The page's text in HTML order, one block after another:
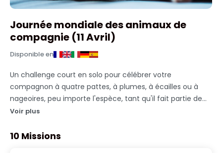
Journée mondiale des animaux de
compagnie (11 Avril)
Disponible en
Un challenge court en solo pour célébrer votre
compagnon à quatre pattes, à plumes, à écailles ou à
nageoires, peu importe l'espèce, tant qu'il fait partie de
votre quotidien. Chien, chat, lapin, poisson rouge,
les bienvenus. Complicité, humour et tendresse au
Voir plus
10 Missions